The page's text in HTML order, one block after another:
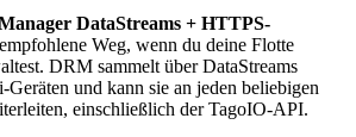
DataStreams + HTTPS-
Weg, wenn du deine Flotte
DRM sammelt über DataStreams
und kann sie an jeden beliebigen
einschließlich der TagoIO-API.